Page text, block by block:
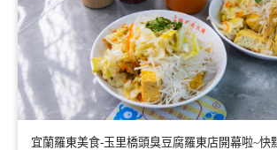
宜蘭羅東美食-玉里橋頭臭豆腐羅東店開幕啦~快